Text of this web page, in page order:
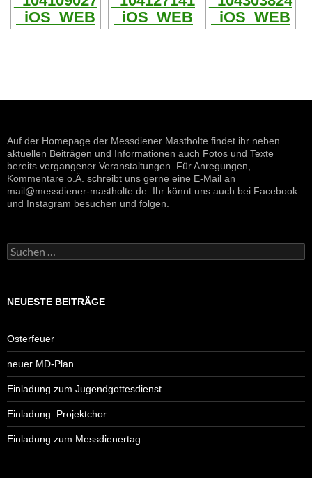
Auf der Homepage der Messdiener Mastholte findet ihr neben
aktuellen Beiträgen und Informationen auch Fotos und Texte
bereits vergangener Veranstaltungen. Für Anregungen,
Kommentare o.Ä. schreibt uns gerne eine E-Mail an
mail@messdiener-mastholte.de. Ihr könnt uns auch bei Facebook
und Instagram besuchen und folgen.
Suchen
nach:
NEUESTE BEITRÄGE
Osterfeuer
neuer MD-Plan
Einladung zum Jugendgottesdienst
Einladung: Projektchor
Einladung zum Messdienertag